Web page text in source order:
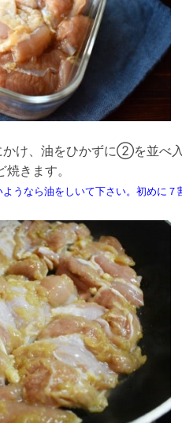
け、油をひかずに②を並べ
きます。
うなら油をしいて下さい。初めに７